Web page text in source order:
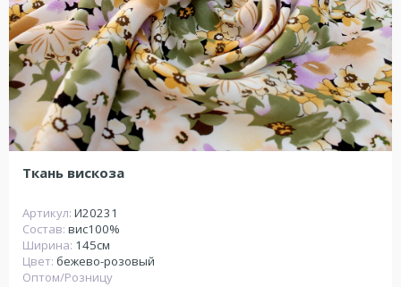
Ткань вискоза
Артикул: И20231
Состав: вис100%
Ширина: 145см
Цвет: бежево-розовый
Оптом/Розницу